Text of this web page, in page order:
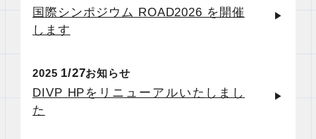
国際シンポジウム ROAD2026 を開催
します
2025 1 27お知らせ
DIVP HPをリニューアルいたしまし
た